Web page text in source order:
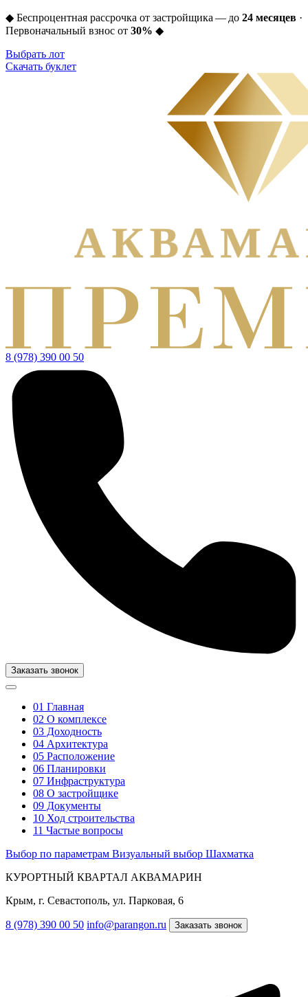
◆ Беспроцентная рассрочка от застройщика — до 24 месяцев ·
Первоначальный взнос от 30% ◆
Выбрать лот
Скачать буклет
8 (978) 390 00 50
Заказать звонок
01 Главная
02 О комплексе
03 Доходность
04 Архитектура
05 Расположение
06 Планировки
07 Инфраструктура
08 О застройщике
09 Документы
10 Ход строительства
11 Частые вопросы
Выбор по параметрам Визуальный выбор Шахматка
КУРОРТНЫЙ КВАРТАЛ АКВАМАРИН
Крым, г. Севастополь, ул. Парковая, 6
8 (978) 390 00 50 info@parangon.ru Заказать звонок